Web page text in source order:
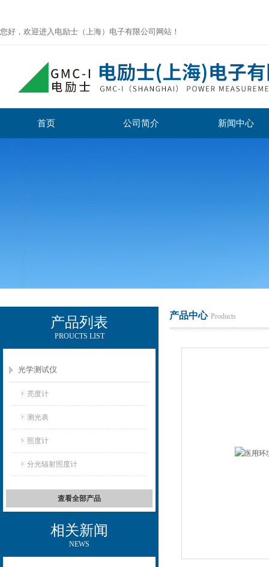
您好，欢迎进入电励士（上海）电子有限公司网站！
首页 公司简介 新闻中心
产品列表
PROUCTS LIST
光学测试仪
亮度计
测光表
照度计
分光辐射照度计
查看全部产品
相关新闻
NEWS
产品中心 Products